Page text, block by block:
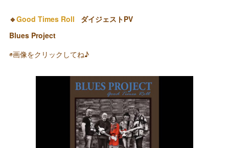
🔹Good Times Roll ダイジェストPV
Blues Project
◉画像をクリックしてね♪